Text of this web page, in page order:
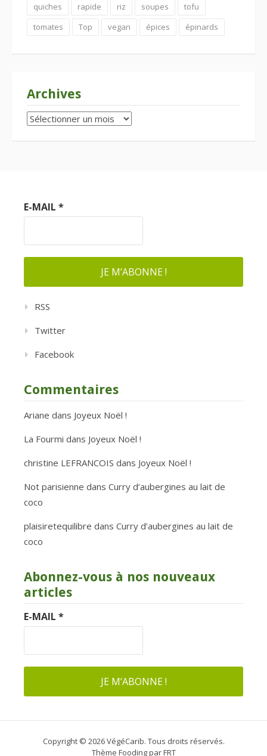
quiches
rapide riz soupes
tofu
tomates
Top vegan épices épinards
Archives
Archives
E-MAIL *
RSS
Twitter
Facebook
Commentaires
Ariane dans Joyeux Noël !
La Fourmi dans Joyeux Noël !
christine LEFRANCOIS dans Joyeux Noël !
Not parisienne dans Curry d’aubergines au lait de
coco
plaisiretequilibre dans Curry d’aubergines au lait de
coco
Abonnez-vous à nos nouveaux
articles
E-MAIL *
Copyright © 2026 VégéCarib. Tous droits réservés.
Thème Fooding parFRT